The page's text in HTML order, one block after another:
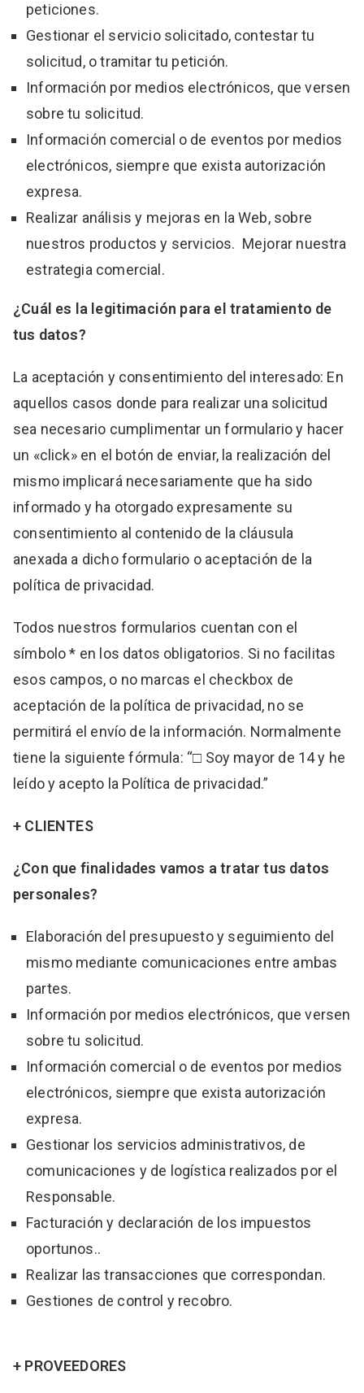
peticiones.
Gestionar el servicio solicitado, contestar tu
solicitud, o tramitar tu petición.
Información por medios electrónicos, que versen
sobre tu solicitud.
Información comercial o de eventos por medios
electrónicos, siempre que exista autorización
expresa.
Realizar análisis y mejoras en la Web, sobre
nuestros productos y servicios. Mejorar nuestra
estrategia comercial.
¿Cuál es la legitimación para el tratamiento de
tus datos?
La aceptación y consentimiento del interesado: En
aquellos casos donde para realizar una solicitud
sea necesario cumplimentar un formulario y hacer
un «click» en el botón de enviar, la realización del
mismo implicará necesariamente que ha sido
informado y ha otorgado expresamente su
consentimiento al contenido de la cláusula
anexada a dicho formulario o aceptación de la
política de privacidad.
Todos nuestros formularios cuentan con el
símbolo * en los datos obligatorios. Si no facilitas
esos campos, o no marcas el checkbox de
aceptación de la política de privacidad, no se
permitirá el envío de la información. Normalmente
tiene la siguiente fórmula: “□ Soy mayor de 14 y he
leído y acepto la Política de privacidad.”
+ CLIENTES
¿Con que finalidades vamos a tratar tus datos
personales?
Elaboración del presupuesto y seguimiento del
mismo mediante comunicaciones entre ambas
partes.
Información por medios electrónicos, que versen
sobre tu solicitud.
Información comercial o de eventos por medios
electrónicos, siempre que exista autorización
expresa.
Gestionar los servicios administrativos, de
comunicaciones y de logística realizados por el
Responsable.
Facturación y declaración de los impuestos
oportunos..
Realizar las transacciones que correspondan.
Gestiones de control y recobro.
+ PROVEEDORES